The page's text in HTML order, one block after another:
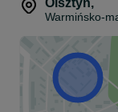
Zainwestuj w
Olsztyn,
Warmińsko-